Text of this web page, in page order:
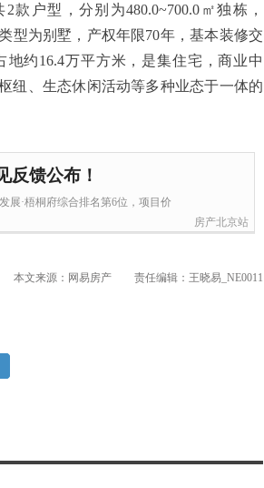
户型，分别为480.0~700.0㎡独栋，
型为别墅，产权年限70年，基本装修交
约16.4万平方米，是集住宅，商业中
纽、生态休闲活动等多种业态于一体的
反馈公布！
展·梧桐府综合排名第6位，项目价
房产北京站
本文来源：网易房产 责任编辑：王晓易_NE0011